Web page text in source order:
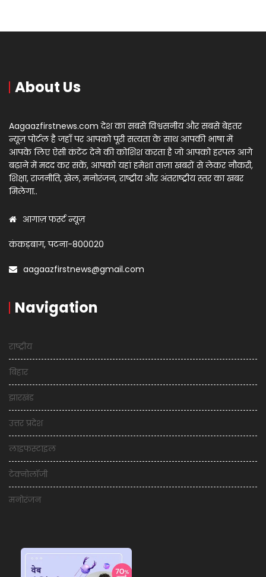
About Us
Aagaazfirstnews.com देश का सबसे विश्वसनीय और सबसे बेहतर
न्यूज़ पोर्टल है जहाँ पर आपको पूरी सत्यता के साथ आपकी भाषा में
आपके लिए ऐसी कंटेंट देने की कोशिश करता है जो आपको हरपल आगे
बढ़ाने में मदद कर सकें, आपको यहां हमेशा ताज़ा खबरों से लेकर नौकरी,
शिक्षा, राजनीति, खेल, मनोरंजन, राष्ट्रीय और अंतराष्ट्रीय स्तर का खबर
मिलेगा..
आगाज़ फर्स्ट न्यूज़
कंकड़बाग, पटना-800020
aagaazfirstnews@gmail.com
Navigation
राष्ट्रीय
बिहार
झारखंड
उत्तर प्रदेश
लाइफस्टाइल
टेक्नोलॉजी
मनोरंजन